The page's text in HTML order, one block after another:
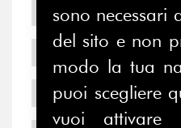
sono necessari
del sito e non
modo la tua
puoi scegliere
vuoi attivare